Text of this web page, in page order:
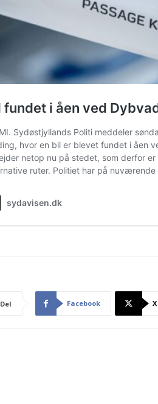
Del Facebook X